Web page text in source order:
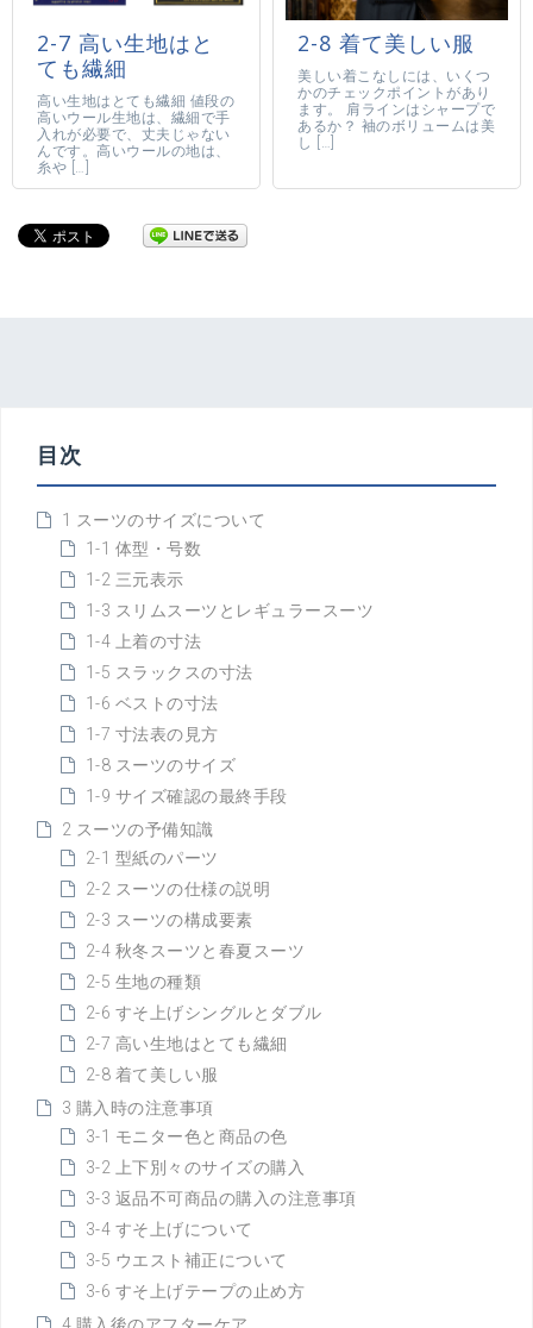
2-7 高い生地はと
ても繊細
高い生地はとても繊細 値段の
高いウール生地は、繊細で手
入れが必要で、丈夫じゃない
んです。高いウールの地は、
糸や […]
2-8 着て美しい服
美しい着こなしには、いくつ
かのチェックポイントがあり
ます。 肩ラインはシャープで
あるか？ 袖のボリュームは美
し […]
目次
1 スーツのサイズについて
1-1 体型・号数
1-2 三元表示
1-3 スリムスーツとレギュラースーツ
1-4 上着の寸法
1-5 スラックスの寸法
1-6 ベストの寸法
1-7 寸法表の見方
1-8 スーツのサイズ
1-9 サイズ確認の最終手段
2 スーツの予備知識
2-1 型紙のパーツ
2-2 スーツの仕様の説明
2-3 スーツの構成要素
2-4 秋冬スーツと春夏スーツ
2-5 生地の種類
2-6 すそ上げシングルとダブル
2-7 高い生地はとても繊細
2-8 着て美しい服
3 購入時の注意事項
3-1 モニター色と商品の色
3-2 上下別々のサイズの購入
3-3 返品不可商品の購入の注意事項
3-4 すそ上げについて
3-5 ウエスト補正について
3-6 すそ上げテープの止め方